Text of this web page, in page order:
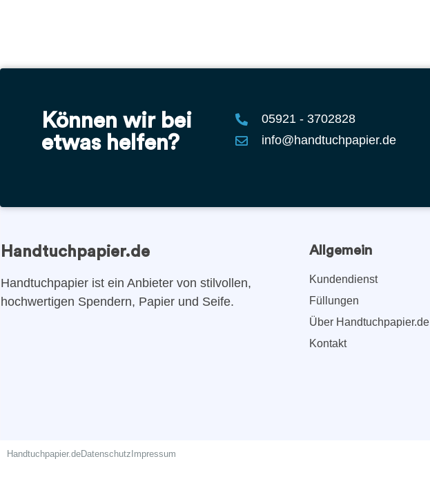
Können wir bei
etwas helfen?
05921 - 3702828
info@handtuchpapier.de
Handtuchpapier.de
Handtuchpapier ist ein Anbieter von stilvollen,
hochwertigen Spendern, Papier und Seife.
Allgemein
Kundendienst
Füllungen
Über Handtuchpapier.de
Kontakt
Handtuchpapier.deDatenschutz Impressum